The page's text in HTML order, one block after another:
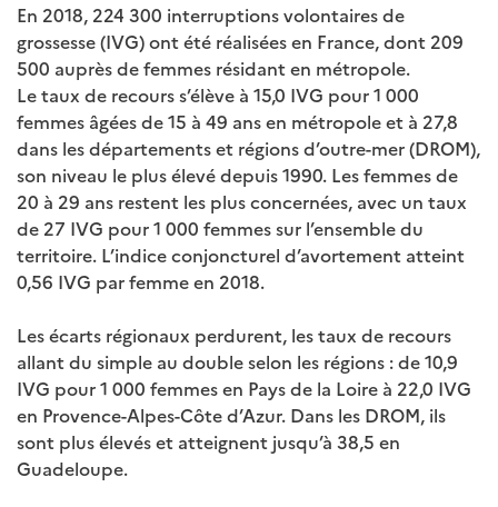
En 2018, 224 300 interruptions volontaires de
grossesse (IVG) ont été réalisées en France, dont 209
500 auprès de femmes résidant en métropole.
Le taux de recours s’élève à 15,0 IVG pour 1 000
femmes âgées de 15 à 49 ans en métropole et à 27,8
dans les départements et régions d’outre-mer (DROM),
son niveau le plus élevé depuis 1990. Les femmes de
20 à 29 ans restent les plus concernées, avec un taux
de 27 IVG pour 1 000 femmes sur l’ensemble du
territoire. L’indice conjoncturel d’avortement atteint
0,56 IVG par femme en 2018.
Les écarts régionaux perdurent, les taux de recours
allant du simple au double selon les régions : de 10,9
IVG pour 1 000 femmes en Pays de la Loire à 22,0 IVG
en Provence-Alpes-Côte d’Azur. Dans les DROM, ils
sont plus élevés et atteignent jusqu’à 38,5 en
Guadeloupe.